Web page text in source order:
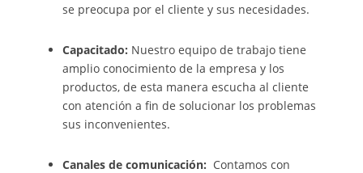
se preocupa por el cliente y sus necesidades.
Capacitado: Nuestro equipo de trabajo tiene
amplio conocimiento de la empresa y los
productos, de esta manera escucha al cliente
con atención a fin de solucionar los problemas
sus inconvenientes.
Canales de comunicación: Contamos con